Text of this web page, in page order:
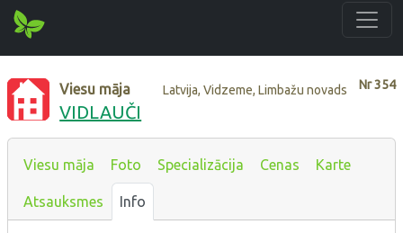
Nr354
Viesu māja Latvija, Vidzeme, Limbažu novads
VIDLAUČI
Viesu māja Foto Specializācija Cenas Karte
Atsauksmes Info